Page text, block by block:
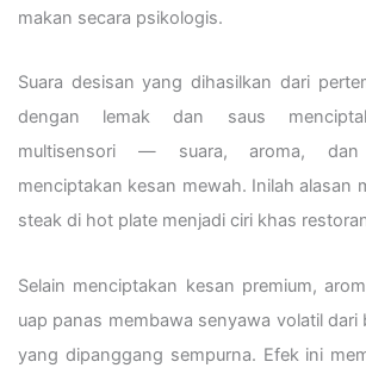
makan secara psikologis.
Suara desisan yang dihasilkan dari
dengan lemak dan saus
multisensori — suara, aroma, dan
menciptakan kesan mewah. Inilah alasan
steak di hot plate menjadi ciri khas
Selain menciptakan kesan premium,
uap panas membawa senyawa volatil dari
yang dipanggang sempurna. Efek ini